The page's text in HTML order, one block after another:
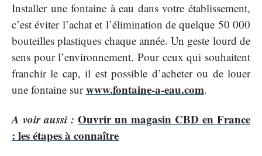
Installer une fontaine à eau dans votre établissement,
c’est éviter l’achat et l’élimination de quelque 50 000
bouteilles plastiques chaque année. Un geste lourd de
sens pour l’environnement. Pour ceux qui souhaitent
franchir le cap, il est possible d’acheter ou de louer
une fontaine surwww.fontaine-a-eau.com.
A voir aussi : Ouvrir un magasin CBD en France
: les étapes à connaître